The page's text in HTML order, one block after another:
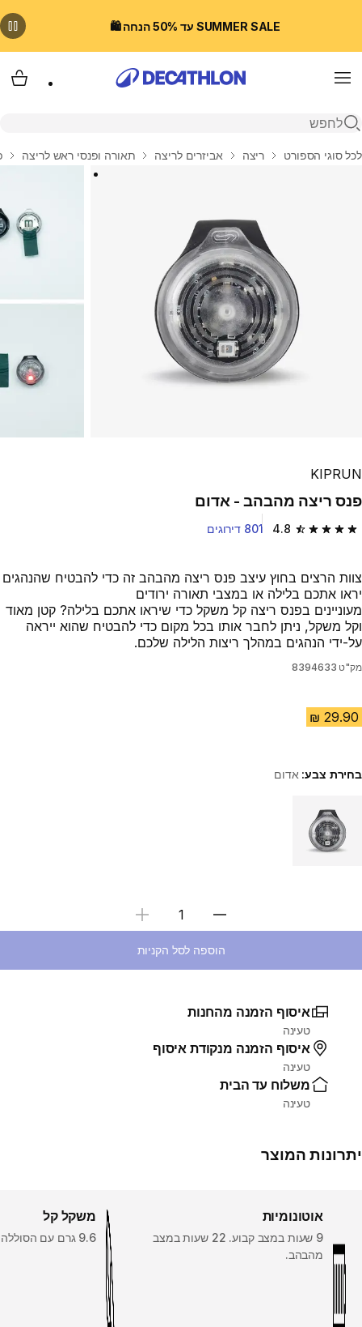
SUMMER SALE עד 50% הנחה 🛍️
Menu
פתיחת חיפוש
בית
לכל סוגי הספורט ריצה אביזרים לריצה תאורה ופנסי ראש לריצה
KIPRUN
פנס ריצה מהבהב - אדום
4.8 4.8 out of 5 stars from 801 reviews 801 דירוגים
צוות הרצים בחוץ עיצב פנס ריצה מהבהב זה כדי להבטיח שהנהגים
יראו אתכם בלילה או במצבי תאורה ירודים
מעוניינים בפנס ריצה קל משקל כדי שיראו אתכם בלילה? קטן מאוד
וקל משקל, ניתן לחבר אותו בכל מקום כדי להבטיח שהוא ייראה
על-ידי הנהגים במהלך ריצות הלילה שלכם.
מק"ט 8394633
בחירת צבע: אדום
בחירת כמות
הוספה לסל הקניות
איסוף הזמנה מהחנות
טעינה
איסוף הזמנה מנקודת איסוף
טעינה
משלוח עד הבית
טעינה
יתרונות המוצר
אוטונומיות
9 שעות במצב קבוע. 22 שעות במצב
מהבהב.
משקל קל
9.6 גרם עם הסוללה